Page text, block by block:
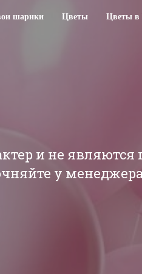
шарики Цветы Цветы в
и не являются
у